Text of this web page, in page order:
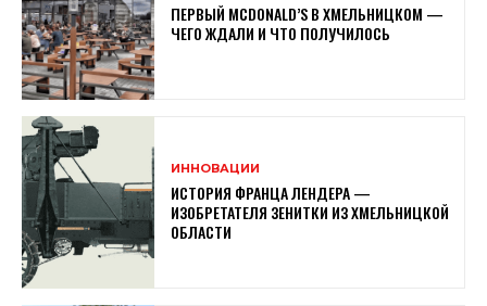
ПЕРВЫЙ MCDONALD’S В ХМЕЛЬНИЦКОМ —
ЧЕГО ЖДАЛИ И ЧТО ПОЛУЧИЛОСЬ
ИННОВАЦИИ
ИСТОРИЯ ФРАНЦА ЛЕНДЕРА —
ИЗОБРЕТАТЕЛЯ ЗЕНИТКИ ИЗ ХМЕЛЬНИЦКОЙ
ОБЛАСТИ